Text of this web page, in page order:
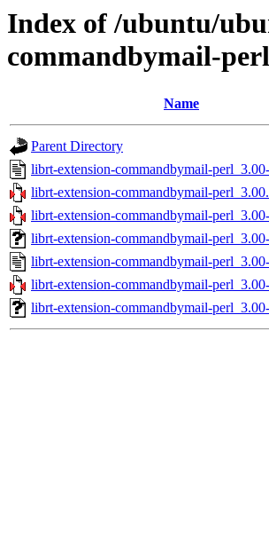
Index of /ubuntu/
commandbymail-perl
Name
Parent Directory
librt-extension-commandbymail-
librt-extension-commandbymail-
librt-extension-commandbymail-
librt-extension-commandbymail-
librt-extension-commandbymail-
librt-extension-commandbymail-
librt-extension-commandbymail-